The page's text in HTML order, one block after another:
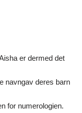
er dermed det
navngav deres barn
for numerologien.